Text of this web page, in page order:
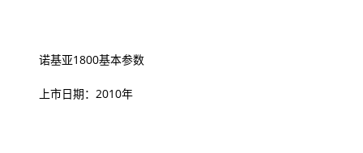
诺基亚1800基本参数
上市日期：2010年